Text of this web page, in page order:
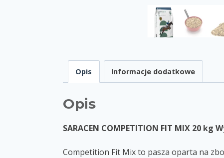
Opis Informacje dodatkowe
Opis
SARACEN COMPETITION FIT MIX 20 kg
Competition Fit Mix to pasza oparta na